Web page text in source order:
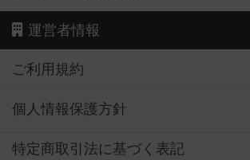
運営者情報
ご利用規約
個人情報保護方針
特定商取引法に基づく表記